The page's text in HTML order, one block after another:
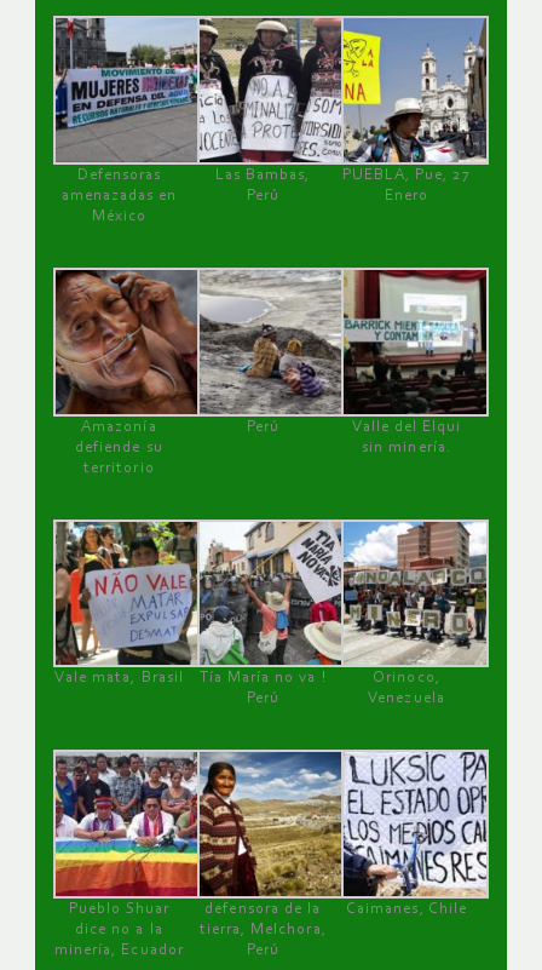
Defensoras
amenazadas en
México
Las Bambas,
Perú
PUEBLA, Pue, 27
Enero
Amazonía
defiende su
territorio
Perú
Valle del Elqui
sin minería.
Vale mata, Brasil
Tía María no va !
Perú
Orinoco,
Venezuela
Pueblo Shuar
dice no a la
minería, Ecuador
defensora de la
tierra, Melchora,
Perú
Caimanes, Chile